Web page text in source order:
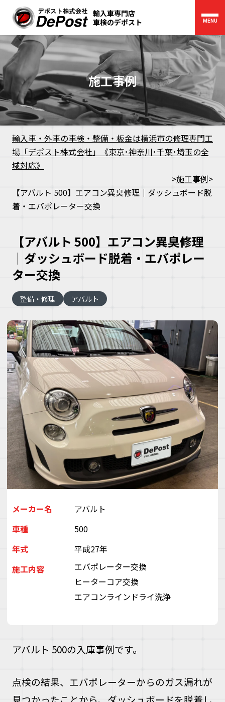
輸入車専門店
車検のデポスト
MENU
施工事例
輸入車・外車の車検・整備・板金は横浜市の修理専門工
場「デポスト株式会社」《東京･神奈川･千葉･埼玉の全
域対応》
>施工事例>
【アバルト 500】エアコン異臭修理｜ダッシュボード脱
着・エバポレーター交換
【アバルト 500】エアコン異臭修理
｜ダッシュボード脱着・エバポレー
ター交換
整備・修理 アバルト
メーカー名
アバルト
車種
500
年式
平成27年
施工内容
エバポレーター交換
ヒーターコア交換
エアコンラインドライ洗浄
アバルト 500の入庫事例です。
点検の結果、エバポレーターからのガス漏れが